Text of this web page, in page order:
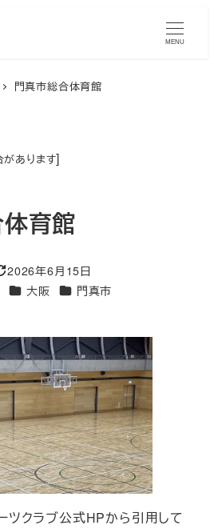
MENU
門真市総合体育館
あります]
育館
新日
2026年6月15日
エリア大阪 エリア門真市
ツクラブ公式HPから引用して